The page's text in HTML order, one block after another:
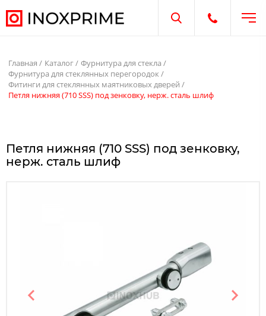
Открыть поиск
Открыть
Главная Каталог
Фурнитура для стекла
Фурнитура для стеклянных перегородок
Фитинги для стеклянных маятниковых дверей
Петля нижняя (710 SSS) под зенковку, нерж. сталь шлиф
Петля нижняя (710 SSS) под зенковку,
нерж. сталь шлиф
Предыдущий слайд